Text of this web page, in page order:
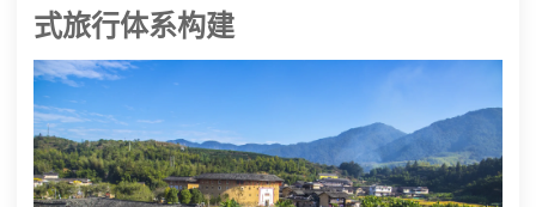
式旅行体系构建